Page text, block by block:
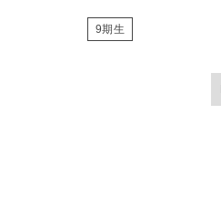
9期生